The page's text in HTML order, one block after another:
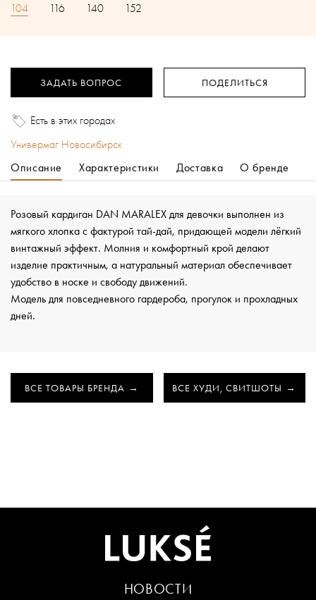
104 116 140 152
ЗАДАТЬ ВОПРОС ПОДЕЛИТЬСЯ
Есть в этих городах
Универмаг Новосибирск
Описание
Характеристики Доставка О бренде
Розовый кардиган DAN MARALEX для девочки выполнен из
мягкого хлопка с фактурой тай-дай, придающей модели лёгкий
винтажный эффект. Молния и комфортный крой делают
изделие практичным, а натуральный материал обеспечивает
удобство в носке и свободу движений.
Модель для повседневного гардероба, прогулок и прохладных
дней.
ВСЕ ТОВАРЫ БРЕНДА ВСЕ ХУДИ, СВИТШОТЫ
НОВОСТИ